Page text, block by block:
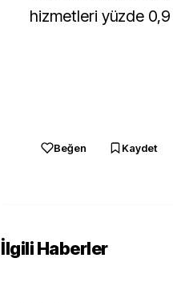
hizmetleri yüzde
Beğen Kaydet
İlgili Haberler